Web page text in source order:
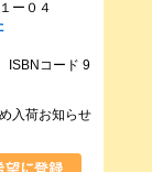
ー０４
ISBNコード 9
入荷お知らせ